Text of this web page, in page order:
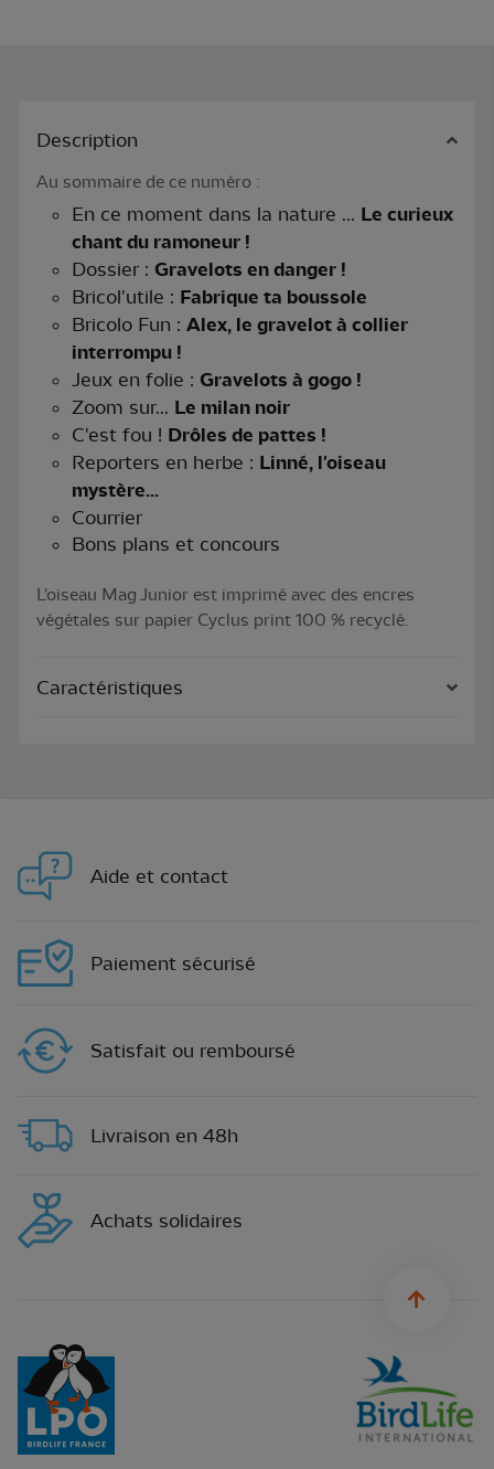
Description
Au sommaire de ce numéro :
En ce moment dans la nature ... Le curieux
chant du ramoneur !
Dossier : Gravelots en danger !
Bricol'utile : Fabrique ta boussole
Bricolo Fun : Alex, le gravelot à collier
interrompu !
Jeux en folie : Gravelots à gogo !
Zoom sur... Le milan noir
C'est fou ! Drôles de pattes !
Reporters en herbe : Linné, l'oiseau
mystère...
Courrier
Bons plans et concours
L'oiseau Mag Junior est imprimé avec des encres
végétales sur papier Cyclus print 100 % recyclé.
Caractéristiques
Aide et contact
Paiement sécurisé
Satisfait ou remboursé
Livraison en 48h
Achats solidaires